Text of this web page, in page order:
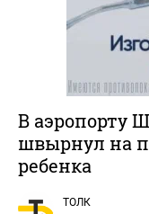
В аэропорту
швырнул на
ребенка
ТОЛК